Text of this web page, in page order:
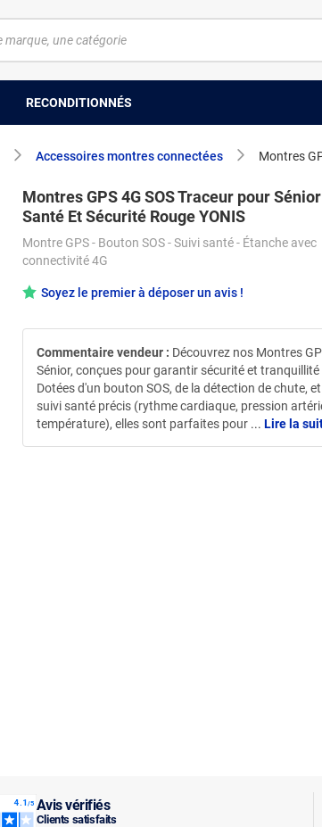
RECONDITIONNÉS
Accessoires montres connectées Montres
Avis vérifiés
Clients satisfaits
Montres GPS 4G SOS Traceur pour
Santé Et Sécurité Rouge YONIS
Montre GPS - Bouton SOS - Suivi santé - Étanche avec
connectivité 4G
Soyez le premier à déposer un avis !
Commentaire vendeur : Découvrez nos Montres
Sénior, conçues pour garantir sécurité et
Dotées d'un bouton SOS, de la détection de chute,
suivi santé précis (rythme cardiaque, pression
température), elles sont parfaites pour ... Lire la